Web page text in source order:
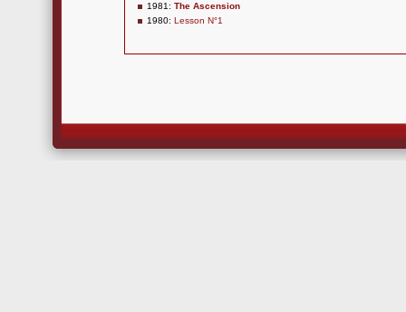
1981: The Ascension
1980: Lesson N°1